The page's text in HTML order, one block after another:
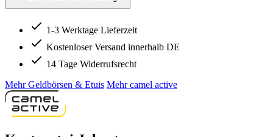
1-3 Werktage Lieferzeit
Kostenloser Versand innerhalb DE
14 Tage Widerrufsrecht
Mehr Geldbörsen & Etuis Mehr camel active